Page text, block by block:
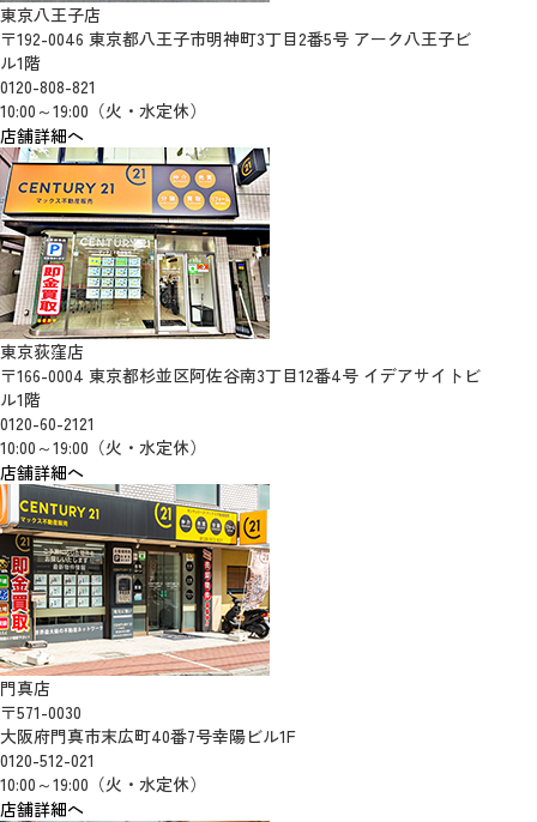
東京八王子店
〒192-0046 東京都八王子市明神町3丁目2番5号 アーク八王子ビ
ル1階
0120-808-821
10:00～19:00（火・水定休）
店舗詳細へ
東京荻窪店
〒166-0004 東京都杉並区阿佐谷南3丁目12番4号 イデアサイトビ
ル1階
0120-60-2121
10:00～19:00（火・水定休）
店舗詳細へ
門真店
〒571-0030
大阪府門真市末広町40番7号幸陽ビル1F
0120-512-021
10:00～19:00（火・水定休）
店舗詳細へ